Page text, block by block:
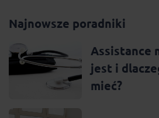
Najnowsze poradniki
Assistance
jest i
mieć?